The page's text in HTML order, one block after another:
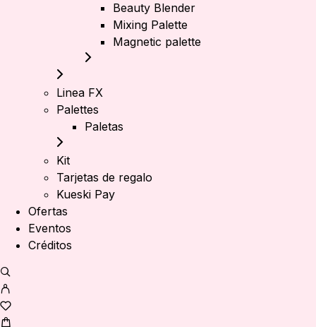
Beauty Blender
Mixing Palette
Magnetic palette
Linea FX
Palettes
Paletas
Kit
Tarjetas de regalo
Kueski Pay
Ofertas
Eventos
Créditos